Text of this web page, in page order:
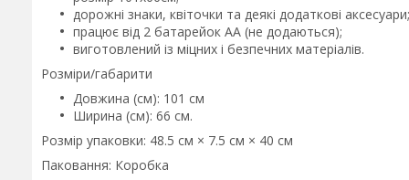
дорожні знаки, квіточки та деякі додаткові аксесуари;
працює від 2 батарейок АА (не додаються);
виготовлений із міцних і безпечних матеріалів.
Розміри/габарити
Довжина (см): 101 см
Ширина (см): 66 см.
Розмір упаковки: 48.5 см × 7.5 см × 40 см
Паковання: Коробка